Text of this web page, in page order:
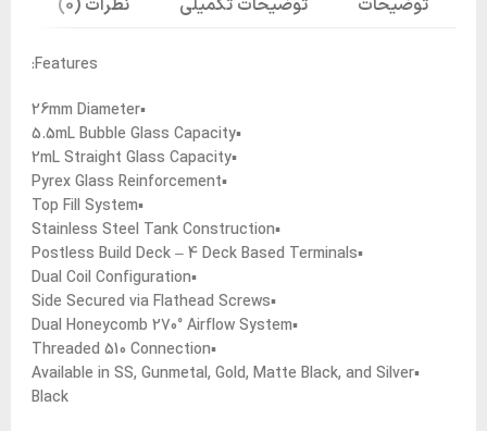
توضیحات توضیحات تکمیلی نظرات (0)
Features:
▪︎26mm Diameter
▪︎5.5mL Bubble Glass Capacity
▪︎2mL Straight Glass Capacity
▪︎Pyrex Glass Reinforcement
▪︎Top Fill System
▪︎Stainless Steel Tank Construction
▪︎Postless Build Deck – 4 Deck Based Terminals
▪︎Dual Coil Configuration
▪︎Side Secured via Flathead Screws
▪︎Dual Honeycomb 270° Airflow System
▪︎Threaded 510 Connection
▪︎Available in SS, Gunmetal, Gold, Matte Black, and Silver
Black